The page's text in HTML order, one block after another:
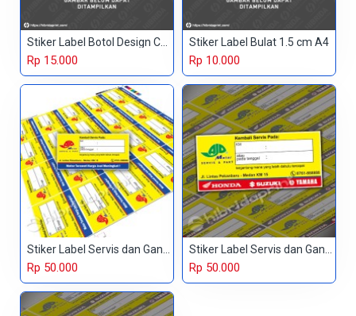
Rp 15.000
Stiker Label Bulat 1.5 cm A4
Rp 10.000
Rp 50.000 Rp 50.000